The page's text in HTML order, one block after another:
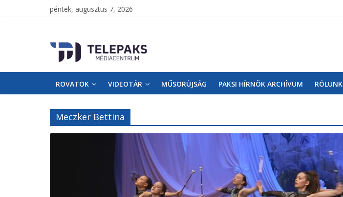
péntek, augusztus 7, 2026
TelePaks
Médiacentrum
TelePaks
Kistérségi
Televízió
honlapja
ROVATOK VIDEOTÁR MŰSORÚJSÁG PAKSI HÍRNÖK ARCHÍVUM RÓLUNK
Meczker Bettina